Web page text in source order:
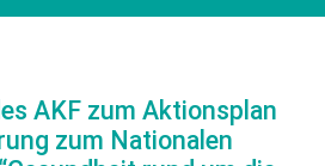
AKF zum Aktionsplan
zum Nationalen